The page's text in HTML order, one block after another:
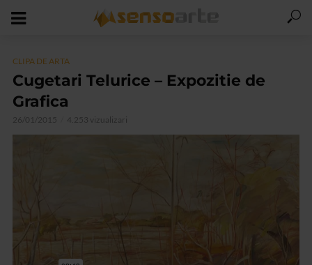
CLIPA DE ARTA
Cugetari Telurice – Expozitie de
Grafica
26/01/2015 4.253 vizualizari